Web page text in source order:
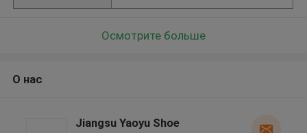
Осмотрите больше
О нас
Jiangsu Yaoyu Shoe